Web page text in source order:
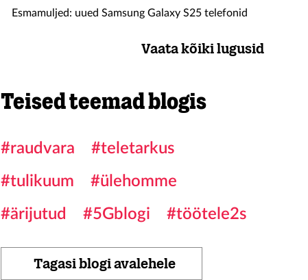
Esmamuljed: uued Samsung Galaxy S25 telefonid
Vaata kõiki lugusid
Teised teemad blogis
#raudvara
#teletarkus
#tulikuum
#ülehomme
#ärijutud
#5Gblogi #töötele2s
Tagasi blogi avalehele